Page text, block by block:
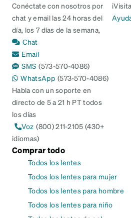
Conéctate con nosotros por
chat y email las 24 horas del
día, los 7 días de la semana,
Chat
Email
SMS (573-570-4086)
WhatsApp (573-570-4086)
Habla con un soporte en
directo de 5 a 21 h PT todos
los días
Voz (800) 211-2105 (430+
idiomas)
Comprar todo
Todos los lentes
Todos los lentes para mujer
Todos los lentes para hombre
Todos los lentes para niño